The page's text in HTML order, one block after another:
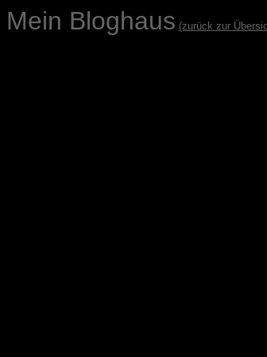
Mein Bloghaus (zurück zur